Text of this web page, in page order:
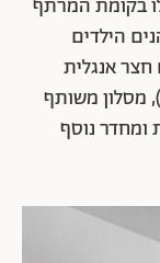
בקומת המרתף
הילדים
חצר אנגלית
מסלון משותף
ומחדר נוסף